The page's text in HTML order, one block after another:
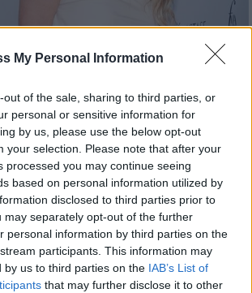
My Personal Information
out of the sale, sharing to third parties, or
personal or sensitive information for
by us, please use the below opt-out
your selection. Please note that after your
processed you may continue seeing
based on personal information utilized by
disclosed to third parties prior to
may separately opt-out of the further
personal information by third parties on the
participants. This information may
by us to third parties on the IAB’s List of
that may further disclose it to other
Νέα φωτογράφιση
σταρ χωρίς μακιγιάζ
του Davit Giorgadze για
συλλογή του οίκου Proenza